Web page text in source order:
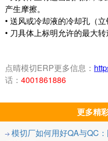
产生摩擦。
• 送风或冷却液的冷却孔（立
• 刀具体上标明允许的最大转
点晴模切ERP更多信息：
话： 4001861886
更多精
模切厂如何用好QA与QC